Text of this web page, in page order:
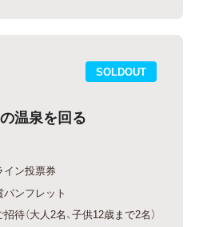
SOLDOUT
温泉を回る
ン投票券
ンフレット
待（大人2名、子供12歳まで2名）